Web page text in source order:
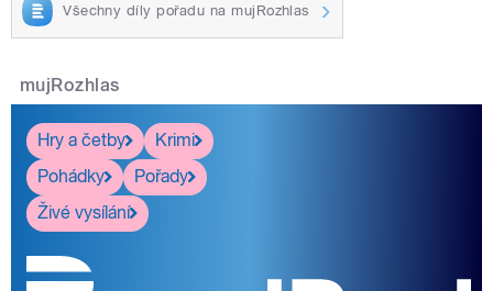
Všechny díly pořadu na mujRozhlas
mujRozhlas
Hry a četby
Krimi
Pohádky
Pořady
Živé vysílání